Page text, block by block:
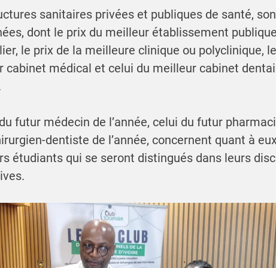
sanitaires privées et publiques de santé,
dont le prix du meilleur établissement publique
le prix de la meilleure clinique ou polyclinique,
cabinet médical et celui du meilleur cabinet
futur médecin de l’année, celui du futur
dentiste de l’année, concernent quant à
étudiants qui se seront distingués dans leurs